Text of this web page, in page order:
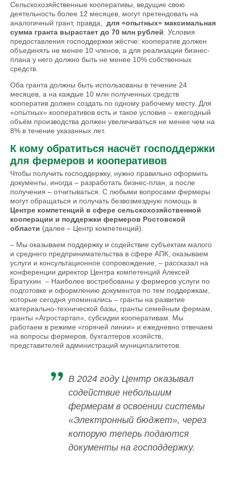
Сельскохозяйственные кооперативы, ведущие свою
деятельность более 12 месяцев, могут претендовать на
аналогичный грант, правда, для «опытных» максимальная
сумма гранта вырастает до 70 млн рублей . Условия
предоставления господдержки жёстче: кооператив должен
объединять не менее 10 членов, а для реализации бизнес-
плана у него должно быть не менее 10% собственных
средств.
Оба гранта должны быть использованы в течение 24
месяцев, а на каждые 10 млн полученных средств
кооператив должен создать по одному рабочему месту. Для
«опытных» кооперативов есть и такое условие – ежегодный
объём производства должен увеличиваться не менее чем на
8% в течение указанных лет.
К кому обратиться насчёт господдержки
для фермеров и кооперативов
Чтобы получить господдержку, нужно правильно оформить
документы, иногда – разработать бизнес-план, а после
получения – отчитываться. С любыми вопросами фермеры
могут обращаться и получать безвозмездную помощь в
Центре компетенций в сфере сельскохозяйственной
кооперации и поддержки фермеров Ростовской
области (далее – Центр компетенций).
– Мы оказываем поддержку и содействие субъектам малого
и среднего предпринимательства в сфере АПК, оказываем
услуги и консультационное сопровождение, – рассказал на
конференции директор Центра компетенций Алексей
Братухин. – Наиболее востребованы у фермеров услуги по
подготовке и оформлению документов по тем поддержкам,
которые сегодня упоминались – гранты на развитие
материально-технической базы, гранты семейным фермам,
гранты «Агростартап», субсидии кооперативам. Мы
работаем в режиме «горячей линии» и ежедневно отвечаем
на вопросы фермеров, бухгалтеров хозяйств,
представителей администраций муниципалитетов.
В 2024 году Центр оказывал
содействие небольшим
фермерам в освоении системы
«Электронный бюджет», через
которую теперь подаются
документы на господдержку.